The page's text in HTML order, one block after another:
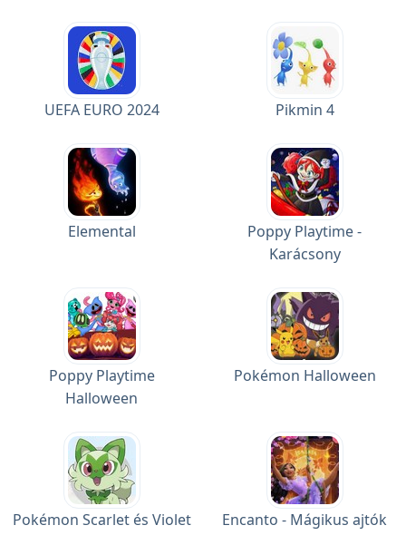
UEFA EURO 2024 Pikmin 4
Elemental
Poppy Playtime -
Karácsony
Poppy Playtime
Halloween
Pokémon Halloween
Pokémon Scarlet és Violet Encanto - Mágikus ajtók